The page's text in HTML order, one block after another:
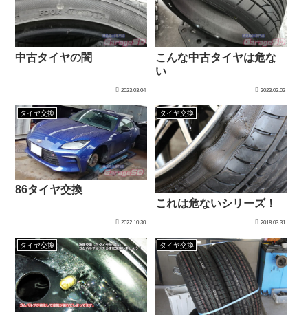
中古タイヤの闇
2023.03.04
こんな中古タイヤは危な
い
2023.02.02
タイヤ交換
86タイヤ交換
2022.10.30
タイヤ交換
これは危ないシリーズ！
2018.03.31
タイヤ交換 タイヤ交換